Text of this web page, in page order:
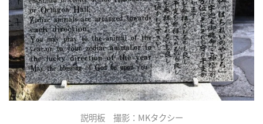
説明板 撮影：MKタクシー